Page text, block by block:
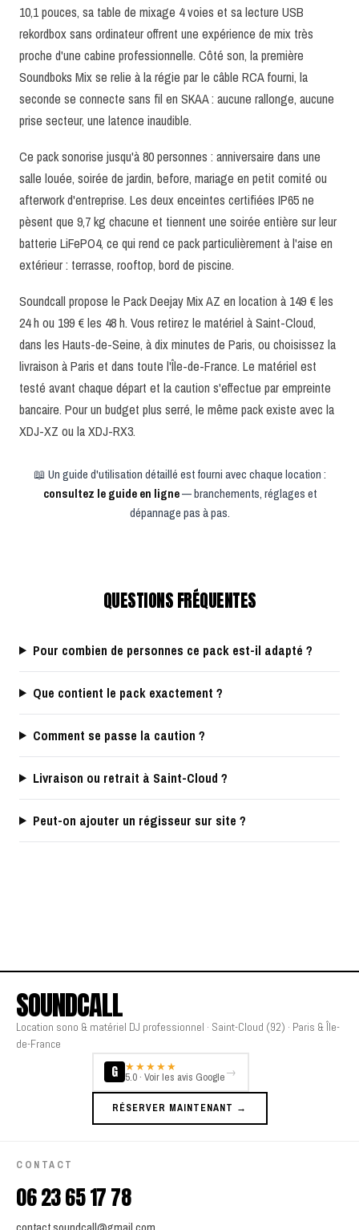
10,1 pouces, sa table de mixage 4 voies et sa lecture USB
rekordbox sans ordinateur offrent une expérience de mix très
proche d'une cabine professionnelle. Côté son, la première
Soundboks Mix se relie à la régie par le câble RCA fourni, la
seconde se connecte sans fil en SKAA : aucune rallonge, aucune
prise secteur, une latence inaudible.
Ce pack sonorise jusqu'à 80 personnes : anniversaire dans une
salle louée, soirée de jardin, before, mariage en petit comité ou
afterwork d'entreprise. Les deux enceintes certifiées IP65 ne
pèsent que 9,7 kg chacune et tiennent une soirée entière sur leur
batterie LiFePO4, ce qui rend ce pack particulièrement à l'aise en
extérieur : terrasse, rooftop, bord de piscine.
Soundcall propose le Pack Deejay Mix AZ en location à 149 € les
24 h ou 199 € les 48 h. Vous retirez le matériel à Saint-Cloud,
dans les Hauts-de-Seine, à dix minutes de Paris, ou choisissez la
livraison à Paris et dans toute l'Île-de-France. Le matériel est
testé avant chaque départ et la caution s'effectue par empreinte
bancaire. Pour un budget plus serré, le même pack existe avec la
XDJ-XZ ou la XDJ-RX3.
📖 Un guide d'utilisation détaillé est fourni avec chaque location :
consultez le guide en ligne— branchements, réglages et
dépannage pas à pas.
QUESTIONS FRÉQUENTES
Pour combien de personnes ce pack est-il adapté ?
Que contient le pack exactement ?
Comment se passe la caution ?
Livraison ou retrait à Saint-Cloud ?
Peut-on ajouter un régisseur sur site ?
SOUNDCALL
Location sono & matériel DJ professionnel · Saint-Cloud (92) · Paris & Île-
de-France
G ★★★★★
5.0 · Voir les avis Google→
RÉSERVER MAINTENANT →
CONTACT
06 23 65 17 78